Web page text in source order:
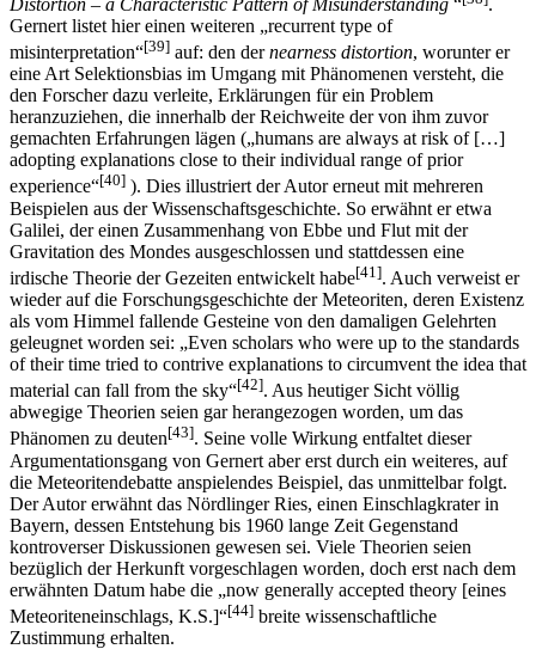
Distortion – a Characteristic Pattern of Misunderstanding “
.
Gernert listet hier einen weiteren „recurrent type of
misinterpretation“[39] auf: den dernearness distortion, worunter er
eine Art Selektionsbias im Umgang mit Phänomenen versteht, die
den Forscher dazu verleite, Erklärungen für ein Problem
heranzuziehen, die innerhalb der Reichweite der von ihm zuvor
gemachten Erfahrungen lägen („humans are always at risk of […]
adopting explanations close to their individual range of prior
experience“[40] ). Dies illustriert der Autor erneut mit mehreren
Beispielen aus der Wissenschaftsgeschichte. So erwähnt er etwa
Galilei, der einen Zusammenhang von Ebbe und Flut mit der
Gravitation des Mondes ausgeschlossen und stattdessen eine
irdische Theorie der Gezeiten entwickelt habe[41]. Auch verweist er
wieder auf die Forschungsgeschichte der Meteoriten, deren Existenz
als vom Himmel fallende Gesteine von den damaligen Gelehrten
geleugnet worden sei: „Even scholars who were up to the standards
of their time tried to contrive explanations to circumvent the idea that
material can fall from the sky“[42]. Aus heutiger Sicht völlig
abwegige Theorien seien gar herangezogen worden, um das
Phänomen zu deuten[43]. Seine volle Wirkung entfaltet dieser
Argumentationsgang von Gernert aber erst durch ein weiteres, auf
die Meteoritendebatte anspielendes Beispiel, das unmittelbar folgt.
Der Autor erwähnt das Nördlinger Ries, einen Einschlagkrater in
Bayern, dessen Entstehung bis 1960 lange Zeit Gegenstand
kontroverser Diskussionen gewesen sei. Viele Theorien seien
bezüglich der Herkunft vorgeschlagen worden, doch erst nach dem
erwähnten Datum habe die „now generally accepted theory [eines
Meteoriteneinschlags, K.S.]“[44] breite wissenschaftliche
Zustimmung erhalten.